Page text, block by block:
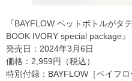
『BAYFLOW ペットボトルがタ
BOOK IVORY special package』
発売日：2024年3月6日
価格：2,959円（税込）
特別付録：BAYFLOW［ベイフ